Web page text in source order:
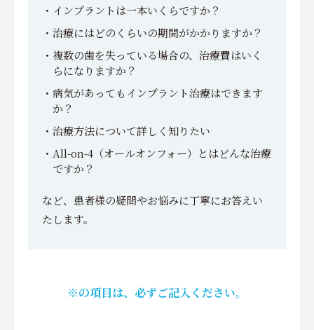
インプラントは一本いくらですか？
治療にはどのくらいの期間がかかりますか？
複数の歯を失っている場合の、治療費はいく
らになりますか？
病気があってもインプラント治療はできます
か？
治療方法について詳しく知りたい
All-on-4（オールオンフォー）とはどんな治療
ですか？
など、患者様の疑問やお悩みに丁寧にお答えい
たします。
※の項目は、必ずご記入ください。